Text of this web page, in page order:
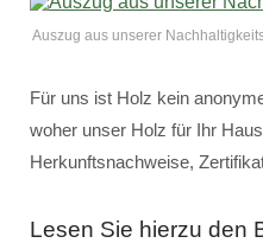
Auszug aus unserer
Für uns ist Holz kein
woher unser Holz für Ihr
Herkunftsnachweise,
Lesen Sie hierzu den